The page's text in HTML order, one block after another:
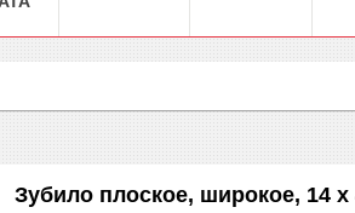
Зубило плоское, широкое, 14